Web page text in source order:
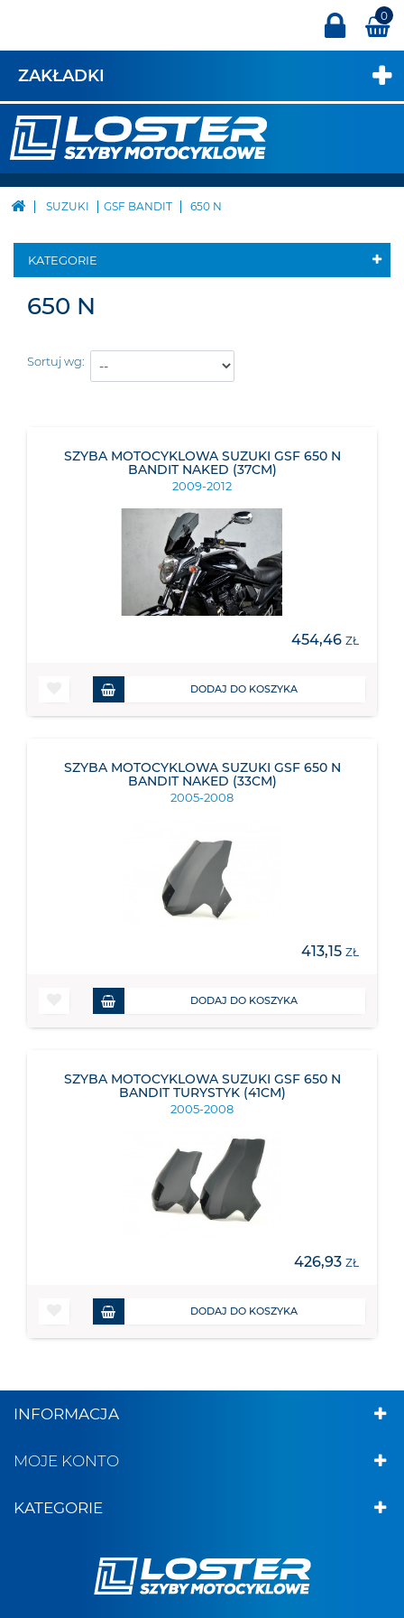
0
ZAKŁADKI
SUZUKI GSF BANDIT 650 N
KATEGORIE
650 N
Sortuj wg:
SZYBA MOTOCYKLOWA SUZUKI GSF 650 N
BANDIT NAKED (37CM)
2009-2012
454,46 ZŁ
DODAJ DO KOSZYKA
SZYBA MOTOCYKLOWA SUZUKI GSF 650 N
BANDIT NAKED (33CM)
2005-2008
413,15 ZŁ
DODAJ DO KOSZYKA
SZYBA MOTOCYKLOWA SUZUKI GSF 650 N
BANDIT TURYSTYK (41CM)
2005-2008
426,93 ZŁ
DODAJ DO KOSZYKA
INFORMACJA
MOJE KONTO
KATEGORIE